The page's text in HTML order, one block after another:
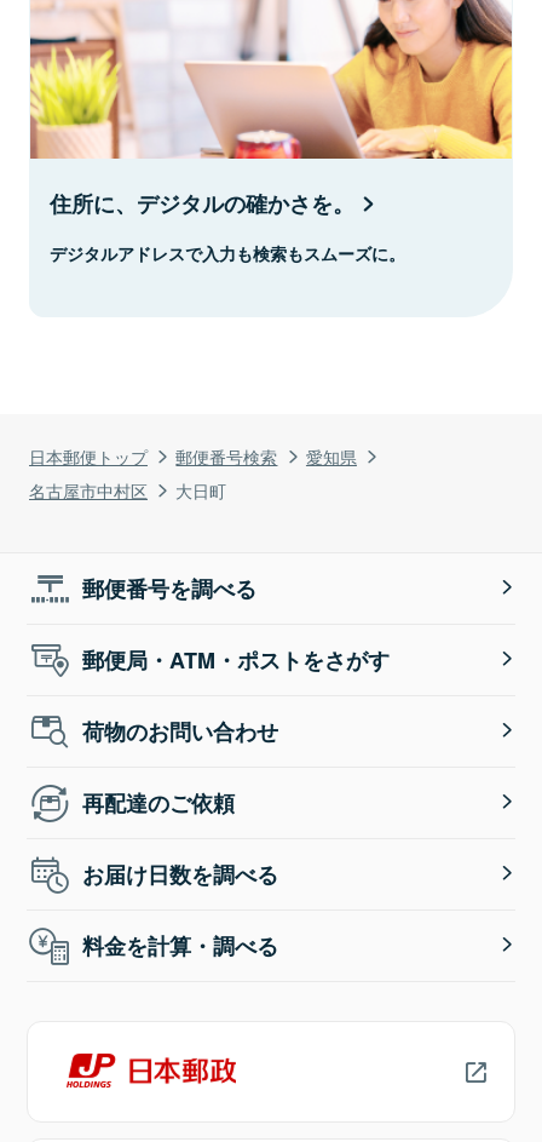
日本郵便トップ 郵便番号検索
愛知県
名古屋市中村区
大日町
住所に、デジタルの確かさを。
デジタルアドレスで入力も検索もスムーズに。
郵便番号を調べる
郵便局・ATM・ポストをさがす
荷物のお問い合わせ
再配達のご依頼
お届け日数を調べる
料金を計算・調べる